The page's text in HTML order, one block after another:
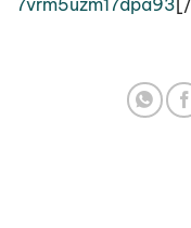
7vrm5uzm17dpa93